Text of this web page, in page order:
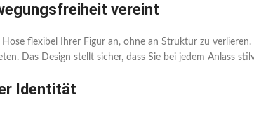
vereint
Hose flexibel Ihrer Figur an, ohne an Struktur zu
Das Design stellt sicher, dass Sie bei jedem Anlass
Identität